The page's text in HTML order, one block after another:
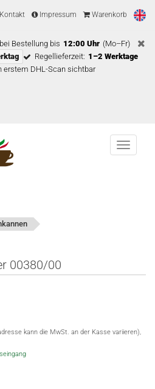
Kontakt Impressum Warenkorb
bei Bestellung bis 12:00 Uhr (Mo–Fr)
Regellieferzeit: 1–2 Werktage
erstem DHL-Scan sichtbar
Menu
00380/00
kann die MwSt. an der Kasse variieren),